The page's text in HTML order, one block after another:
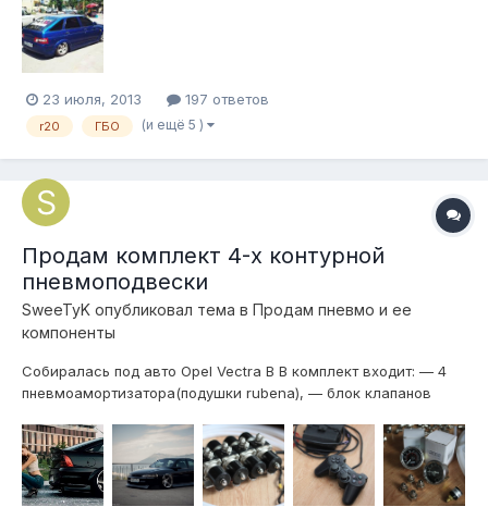
23 июля, 2013 197 ответов
r20 ГБО (и ещё 5 )
Продам комплект 4-х контурной
пневмоподвески
SweeTyK опубликовал тема в Продам пневмо и ее
компоненты
Собиралась под авто Opel Vectra B В комплект входит: — 4
пневмоамортизатора(подушки rubena), — блок клапанов
1/2", — 4-х контурное управление с джойстика от Sony PS2,
— пневмосигнал, — 2 двухстрелочных манометра от Viair —...